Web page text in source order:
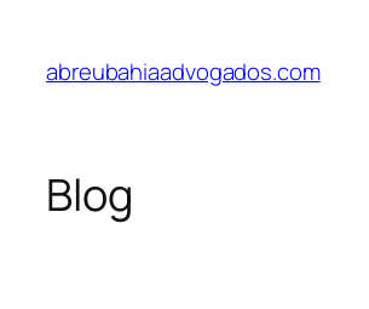
abreubahiaadvogados.com
Blog